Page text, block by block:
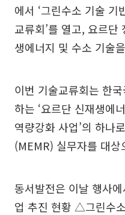
에서 ‘그린수소 기술
교류회’를 열고, 요르단
생에너지 및 수소 기술
이번 기술교류회는 한
하는 ‘요르단 신재생에
역량강화 사업’의 하나
(MEMR) 실무자를 대상
동서발전은 이날 행사
업 추진 현황 △그린수